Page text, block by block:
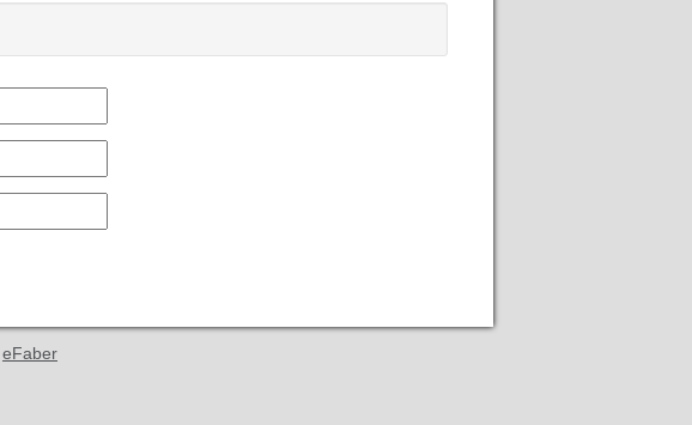
eFaber